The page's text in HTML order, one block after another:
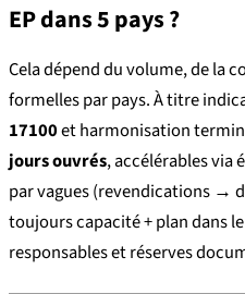
EP dans 5 pays ?
Cela dépend du volume, de la
formelles par pays. À titre
17100et harmonisation
jours ouvrés, accélérables via
par vagues (revendications →
toujours capacité + plan dans le
responsables et réserves